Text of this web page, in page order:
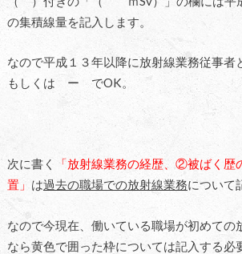
の集積線量を記入します。
なので平成１３年以降に放射線業務従事者
もしくは ー でOK。
次に書く
「放射線業務の経歴、②被ばく
置」 は過去の職場での放射線業務について
なので今現在、働いている職場が初めての
なら黄色で囲った枠については記入する必